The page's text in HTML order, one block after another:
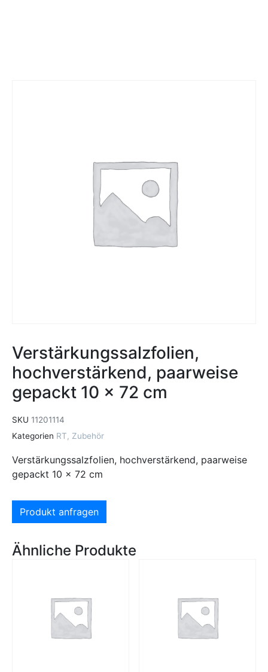
Verstärkungssalzfolien,
hochverstärkend, paarweise
gepackt 10 x 72 cm
SKU 11201114
Kategorien RT, Zubehör
Verstärkungssalzfolien, hochverstärkend, paarweise
gepackt 10 x 72 cm
Produkt anfragen
Ähnliche Produkte